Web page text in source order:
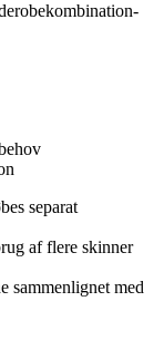
separat
af flere skinner
sammenlignet med